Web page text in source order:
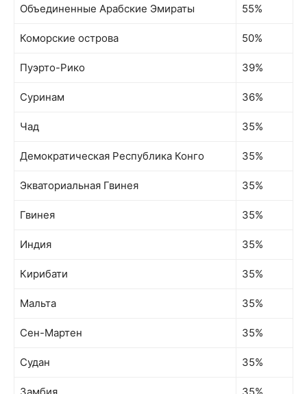
Объединенные Арабские Эмираты 55%
Коморские острова 50%
Пуэрто-Рико 39%
Суринам 36%
Чад 35%
Демократическая Республика Конго 35%
Экваториальная Гвинея 35%
Гвинея 35%
Индия 35%
Кирибати 35%
Мальта 35%
Сен-Мартен 35%
Судан 35%